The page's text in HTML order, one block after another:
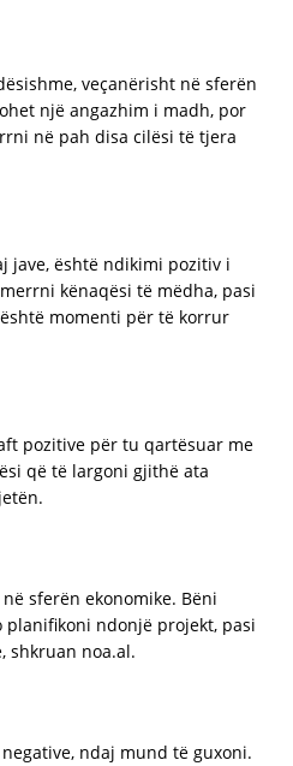
veçanërisht në sferën
një angazhim i madh, por
në pah disa cilësi të tjera
jave, është ndikimi pozitiv i
kënaqësi të mëdha, pasi
momenti për të korrur
pozitive për tu qartësuar me
që të largoni gjithë ata
sferën ekonomike. Bëni
planifikoni ndonjë projekt, pasi
shkruan noa.al.
ndaj mund të guxoni.